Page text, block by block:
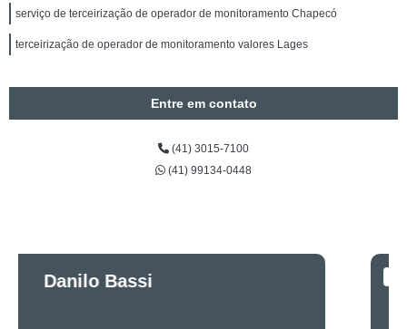
serviço de terceirização de operador de monitoramento Chapecó
terceirização de operador de monitoramento valores Lages
Entre em contato
(41) 3015-7100
(41) 99134-0448